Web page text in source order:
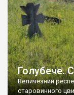
Голубече.
Величезний
старовинного